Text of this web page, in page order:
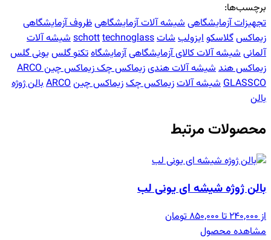
برچسب‌ها:
تجهیزات آزمایشگاهیشیشه آلات آزمایشگاهیظروف آزمایشگاهی
زیماکسگلاسکوایزولبشات schotttechnoglass
شیشه آلات
آلمانیشیشه آلاتکالای آزمایشگاهیآزمایشگاهتکنو گلس یونی گلس
زیماکس هندشیشه آلات هندیزیماکس چکزیماکس چینARCO
GLASSCOشیشه آلاتزیماکس چکزیماکس چینARCOبالن ژوژه
بالن
محصولات مرتبط
بالن ژوژه شیشه ای یونی لب
از 240,000 تا 850,000 تومان
مشاهده محصول